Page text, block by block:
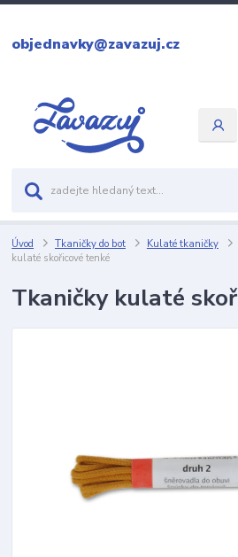
objednavky@zavazuj.cz
Úvod Tkaničky do bot Kulaté tkaničky
kulaté skořicové tenké
Tkaničky kulaté